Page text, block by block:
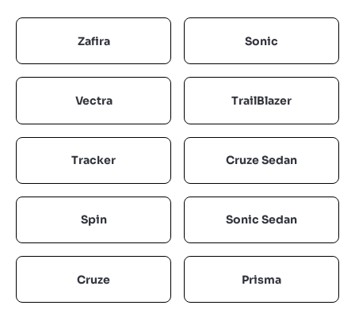
Zafira Sonic
Vectra TrailBlazer
Tracker Cruze Sedan
Spin Sonic Sedan
Cruze Prisma